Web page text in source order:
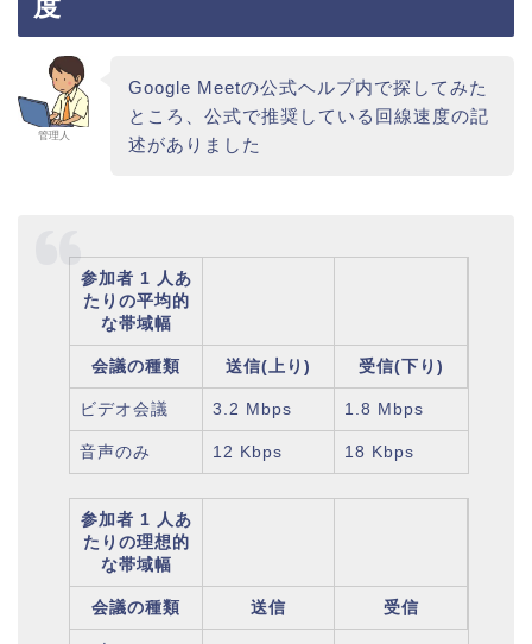
管理人
Google Meetの公式ヘルプ内で探してみた
ところ、公式で推奨している回線速度の記
述がありました
参加者 1 人あ
たりの平均的
な帯域幅
会議の種類 送信(上り) 受信(下り)
ビデオ会議 3.2 Mbps 1.8 Mbps
音声のみ 12 Kbps 18 Kbps
参加者 1 人あ
たりの理想的
な帯域幅
会議の種類 送信 受信